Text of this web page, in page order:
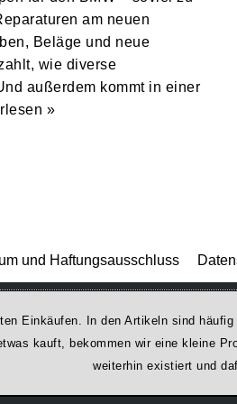
am neuen
Beläge und neue
wie diverse
außerdem kommt in einer
»
und Haftungsausschluss
Einkäufen. In den Artikeln sind
kauft, bekommen wir ei­ne kleine
weiterhin existiert und